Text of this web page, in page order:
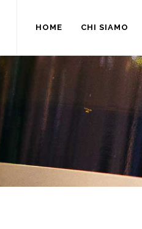
HOME CHI SIAMO